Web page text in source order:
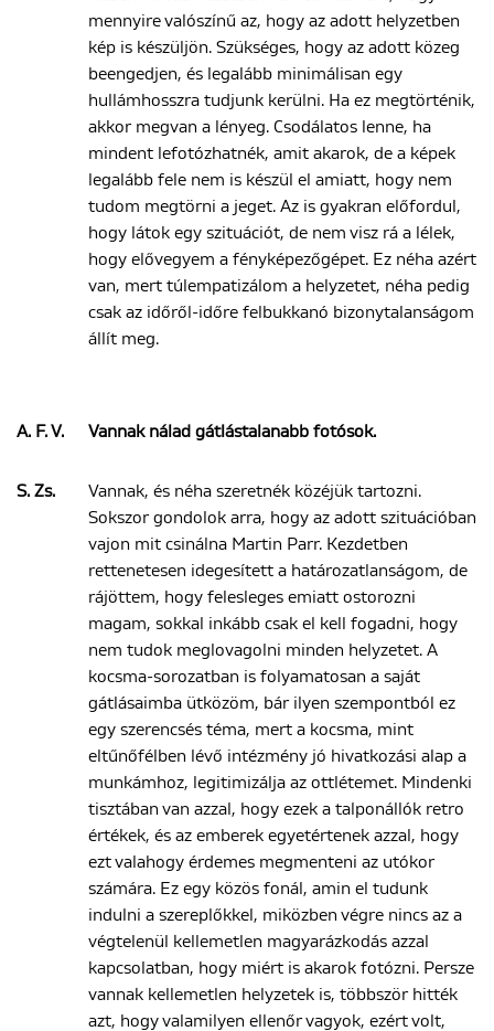
mennyire valószínű az, hogy az adott helyzetben
kép is készüljön. Szükséges, hogy az adott közeg
beengedjen, és legalább minimálisan egy
hullámhosszra tudjunk kerülni. Ha ez megtörténik,
akkor megvan a lényeg. Csodálatos lenne, ha
mindent lefotózhatnék, amit akarok, de a képek
legalább fele nem is készül el amiatt, hogy nem
tudom megtörni a jeget. Az is gyakran előfordul,
hogy látok egy szituációt, de nem visz rá a lélek,
hogy elővegyem a fényképezőgépet. Ez néha azért
van, mert túlempatizálom a helyzetet, néha pedig
csak az időről-időre felbukkanó bizonytalanságom
állít meg.
A. F. V. Vannak nálad gátlástalanabb fotósok.
S. Zs.
Vannak, és néha szeretnék közéjük tartozni.
Sokszor gondolok arra, hogy az adott szituációban
vajon mit csinálna Martin Parr. Kezdetben
rettenetesen idegesített a határozatlanságom, de
rájöttem, hogy felesleges emiatt ostorozni
magam, sokkal inkább csak el kell fogadni, hogy
nem tudok meglovagolni minden helyzetet. A
kocsma-sorozatban is folyamatosan a saját
gátlásaimba ütközöm, bár ilyen szempontból ez
egy szerencsés téma, mert a kocsma, mint
eltűnőfélben lévő intézmény jó hivatkozási alap a
munkámhoz, legitimizálja az ottlétemet. Mindenki
tisztában van azzal, hogy ezek a talponállók retro
értékek, és az emberek egyetértenek azzal, hogy
ezt valahogy érdemes megmenteni az utókor
számára. Ez egy közös fonál, amin el tudunk
indulni a szereplőkkel, miközben végre nincs az a
végtelenül kellemetlen magyarázkodás azzal
kapcsolatban, hogy miért is akarok fotózni. Persze
vannak kellemetlen helyzetek is, többször hitték
azt, hogy valamilyen ellenőr vagyok, ezért volt,